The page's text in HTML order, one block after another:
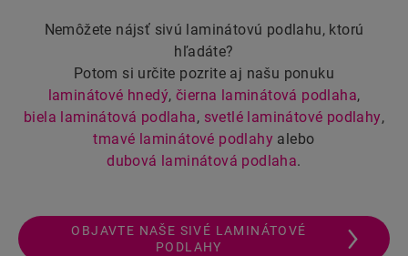
Nemôžete nájsť sivú laminátovú podlahu, ktorú
hľadáte?
Potom si určite pozrite aj našu ponuku
laminátové hnedý, čierna laminátová podlaha,
biela laminátová podlaha, svetlé laminátové podlahy,
tmavé laminátové podlahy alebo
dubová laminátová podlaha.
OBJAVTE NAŠE SIVÉ LAMINÁTOVÉ
PODLAHY